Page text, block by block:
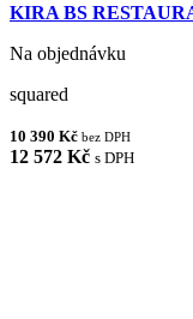
KIRA BS
Na objednávku
squared
10 390 Kč bez DPH
12 572 Kč s DPH